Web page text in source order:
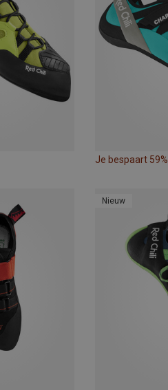
Je bespaart 59%
Nieuw